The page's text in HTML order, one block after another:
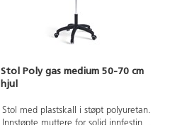
Stol Poly gas medium 50-70 cm
hjul
Stol med plastskall i støpt polyuretan.
Innstøpte muttere for solid innfesting